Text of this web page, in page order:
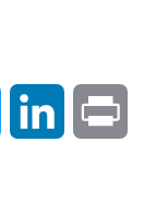
Twitter LinkedIn